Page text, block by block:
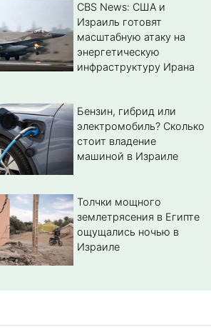
CBS News: США и
Израиль готовят
масштабную атаку на
энергетическую
инфраструктуру Ирана
Бензин, гибрид или
электромобиль? Cколько
стоит владение
машиной в Израиле
Толчки мощного
землетрясения в Египте
ощущались ночью в
Израиле